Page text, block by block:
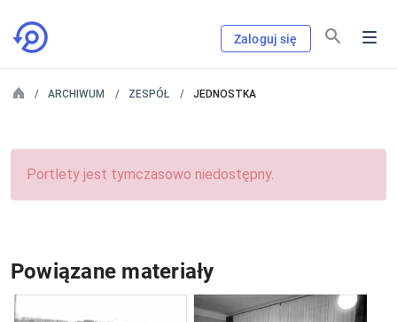
Zaloguj się
ARCHIWUM ZESPÓŁ JEDNOSTKA
Portlety jest tymczasowo niedostępny.
Powiązane materiały